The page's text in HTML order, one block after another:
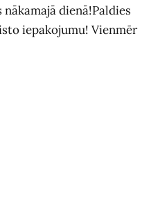
dienā!Paldies
iepakojumu! Vienmēr